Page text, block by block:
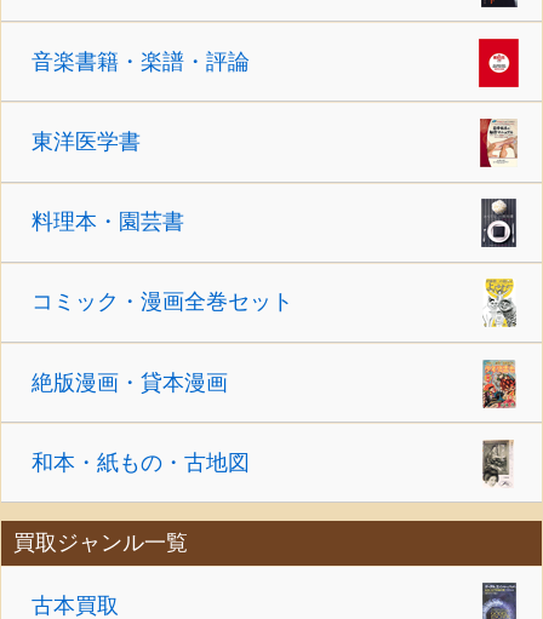
音楽書籍・楽譜・評論
東洋医学書
料理本・園芸書
コミック・漫画全巻セット
絶版漫画・貸本漫画
和本・紙もの・古地図
買取ジャンル一覧
古本買取